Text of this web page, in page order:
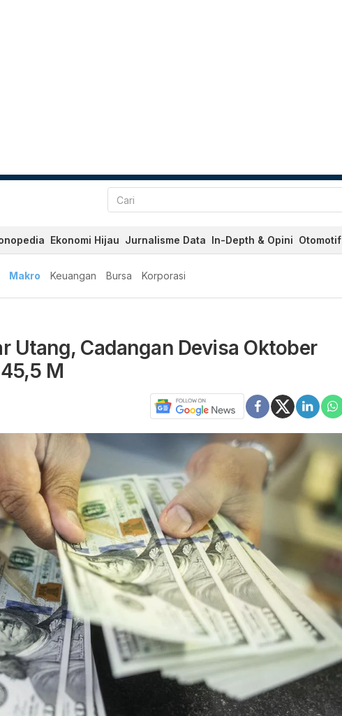
Ekonomi Hijau Jurnalisme Data In-Depth & Opini Otomotif
Makro Keuangan Bursa Korporasi
Utang, Cadangan Devisa Oktober
M